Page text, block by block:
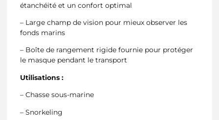
étanchéité et un confort optimal
– Large champ de vision pour mieux observer les
fonds marins
– Boîte de rangement rigide fournie pour protéger
le masque pendant le transport
Utilisations :
– Chasse sous-marine
– Snorkeling